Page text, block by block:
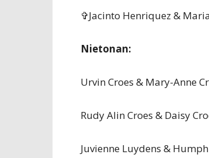
✞Jacinto Henriquez &
Nietonan:
Urvin Croes & Mary-Anne
Rudy Alin Croes & Daisy
Juvienne Luydens &